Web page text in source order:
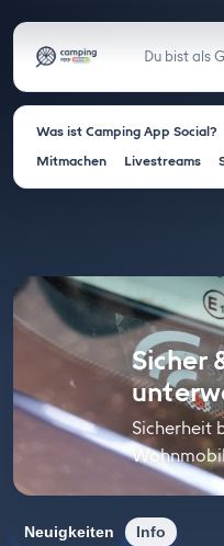
Du bist als
Was ist Camping App Social?
Mitmachen
Livestreams
Sicher
Sicherheit
Neuigkeiten Info